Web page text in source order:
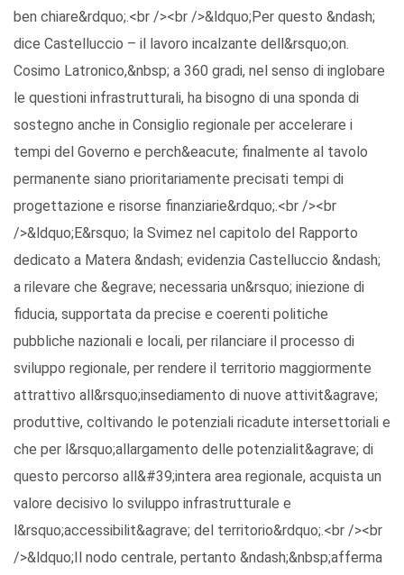
ben chiare&rdquo;.<br /><br />&ldquo;Per questo &ndash;
dice Castelluccio – il lavoro incalzante dell&rsquo;on.
Cosimo Latronico,&nbsp; a 360 gradi, nel senso di inglobare
le questioni infrastrutturali, ha bisogno di una sponda di
sostegno anche in Consiglio regionale per accelerare i
tempi del Governo e perch&eacute; finalmente al tavolo
permanente siano prioritariamente precisati tempi di
progettazione e risorse finanziarie&rdquo;.<br /><br
/>&ldquo;E&rsquo; la Svimez nel capitolo del Rapporto
dedicato a Matera &ndash; evidenzia Castelluccio &ndash;
a rilevare che &egrave; necessaria un&rsquo; iniezione di
fiducia, supportata da precise e coerenti politiche
pubbliche nazionali e locali, per rilanciare il processo di
sviluppo regionale, per rendere il territorio maggiormente
attrattivo all&rsquo;insediamento di nuove attivit&agrave;
produttive, coltivando le potenziali ricadute intersettoriali e
che per l&rsquo;allargamento delle potenzialit&agrave; di
questo percorso all&#39;intera area regionale, acquista un
valore decisivo lo sviluppo infrastrutturale e
l&rsquo;accessibilit&agrave; del territorio&rdquo;.<br /><br
/>&ldquo;Il nodo centrale, pertanto &ndash;&nbsp;afferma